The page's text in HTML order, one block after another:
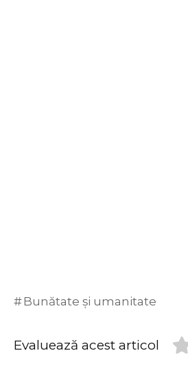
Bunătate și umanitate
Evaluează acest articol